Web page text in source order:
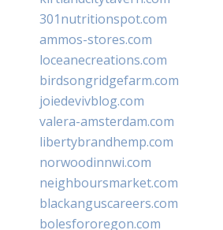
301nutritionspot.com
ammos-stores.com
loceanecreations.com
birdsongridgefarm.com
joiedevivblog.com
valera-amsterdam.com
libertybrandhemp.com
norwoodinnwi.com
neighboursmarket.com
blackanguscareers.com
bolesfororegon.com